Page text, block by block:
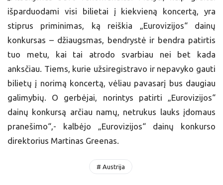
išparduodami visi bilietai į kiekvieną koncertą, yra
stiprus priminimas, ką reiškia „Eurovizijos“ dainų
konkursas – džiaugsmas, bendrystė ir bendra patirtis
tuo metu, kai tai atrodo svarbiau nei bet kada
anksčiau. Tiems, kurie užsiregistravo ir nepavyko gauti
bilietų į norimą koncertą, vėliau pavasarį bus daugiau
galimybių. O gerbėjai, norintys patirti „Eurovizijos“
dainų konkursą arčiau namų, netrukus lauks įdomaus
pranešimo“,- kalbėjo „Eurovizijos“ dainų konkurso
direktorius Martinas Greenas.
# Austrija